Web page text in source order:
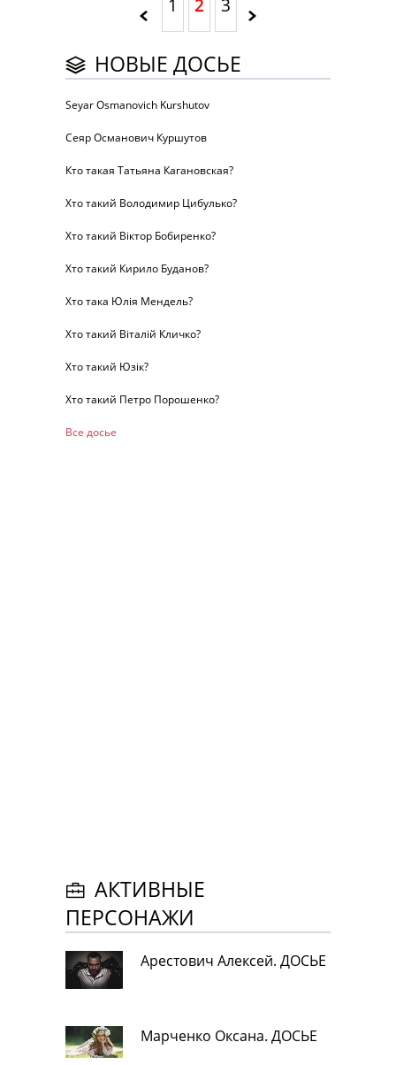
1 2 3
НОВЫЕ ДОСЬЕ
Seyar Osmanovich Kurshutov
Сеяр Османович Куршутов
Кто такая Татьяна Кагановская?
Хто такий Володимир Цибулько?
Хто такий Віктор Бобиренко?
Хто такий Кирило Буданов?
Хто така Юлія Мендель?
Хто такий Віталій Кличко?
Хто такий Юзік?
Хто такий Петро Порошенко?
Все досье
АКТИВНЫЕ
ПЕРСОНАЖИ
Арестович Алексей. ДОСЬЕ
Марченко Оксана. ДОСЬЕ